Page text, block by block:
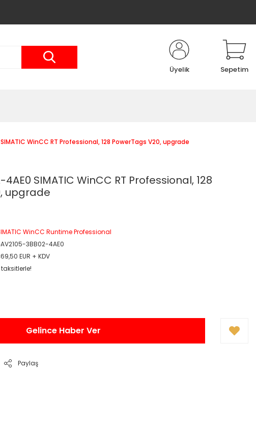
Üyelik Sepetim
WinCC RT Professional, 128 PowerTags V20, upgrade
SIMATIC WinCC RT Professional, 128
upgrade
WinCC Runtime Professional
3BB02-4AE0
EUR + KDV
Gelince Haber Ver
Paylaş